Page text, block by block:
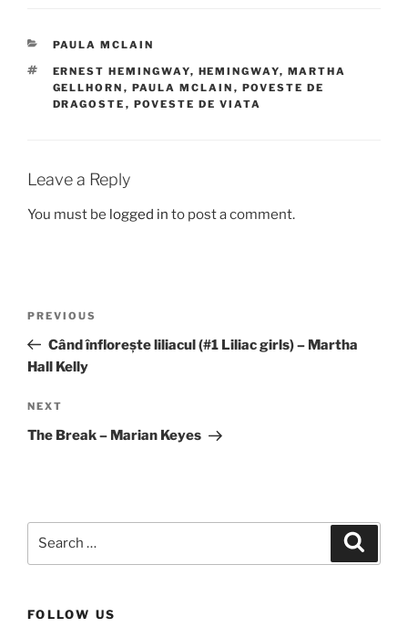
CATEGORIES
PAULA MCLAIN
TAGS
ERNEST HEMINGWAY, HEMINGWAY, MARTHA
GELLHORN , PAULA MCLAIN , POVESTE DE
DRAGOSTE , POVESTE DE VIATA
Leave a Reply
You must be logged in to post a comment.
Previous
Post
PREVIOUS
Când înflorește liliacul (#1 Liliac girls) – Martha
Hall Kelly
Next
Post
NEXT
The Break – Marian Keyes
FOLLOW US